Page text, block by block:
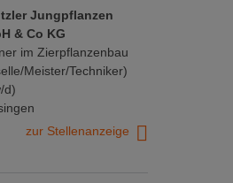
Jungpflanzen
& Co KG
im Zierpflanzenbau
Meister/Techniker)
d)
zur Stellenanzeige